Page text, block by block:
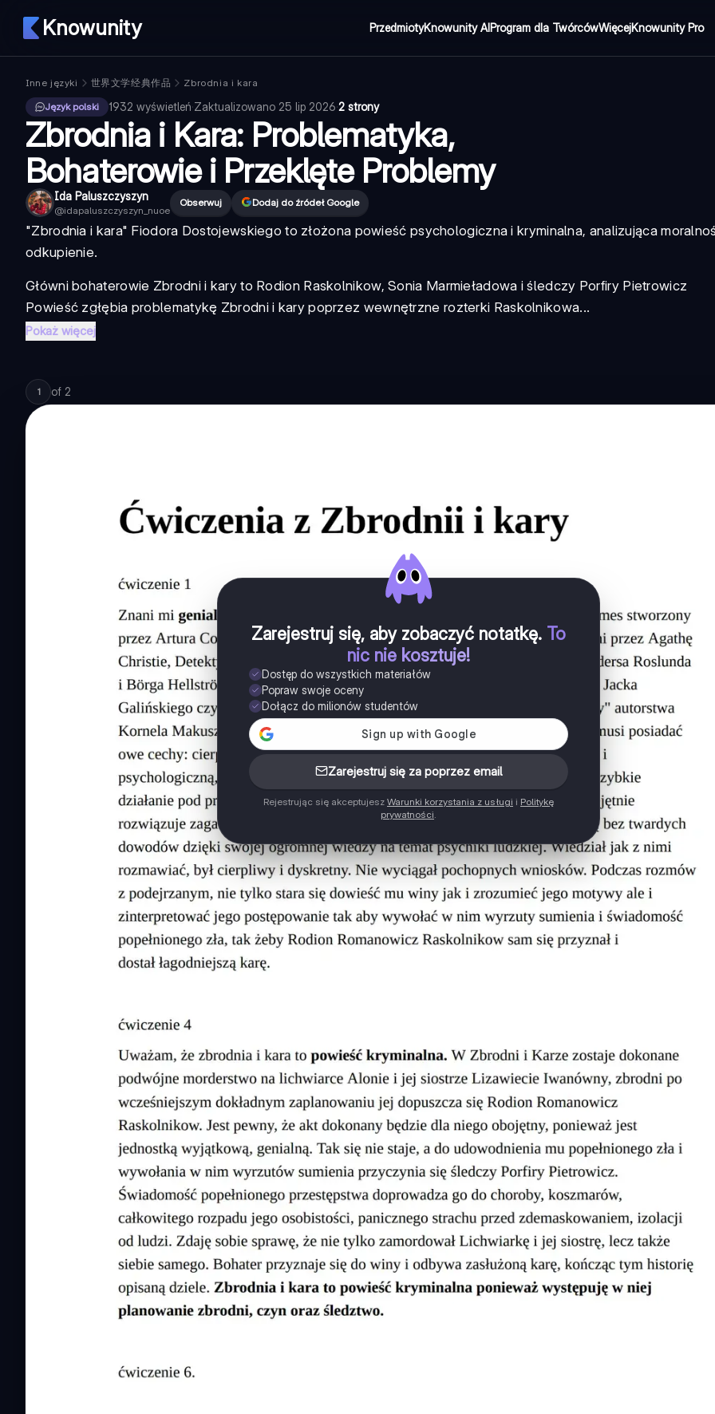
Knowunity PrzedmiotyKnowunity AIProgram dla TwórcówWięcejKnowunity Pro
Inne języki 世界文学经典作品
Zbrodnia i kara
Język polski
1932 wyświetleń·Zaktualizowano 25 lip 2026·2 strony
Zbrodnia i Kara: Problematyka,
Bohaterowie i Przeklęte Problemy
Ida Paluszczyszyn
@idapaluszczyszyn_nuoe
Obserwuj Dodaj do źródeł Google
"Zbrodnia i kara" Fiodora Dostojewskiego to złożona powieść psychologiczna i kryminalna, analizująca
odkupienie.
Główni bohaterowie Zbrodni i karyto Rodion Raskolnikow, Sonia Marmieładowa i śledczy Porfiry Pietrowicz
Powieść zgłębia problematykę Zbrodni i karypoprzez wewnętrzne rozterki Raskolnikowa...
Pokaż więcej
1 of 2
Zarejestruj się, aby zobaczyć notatkę. To
nic nie kosztuje!
Dostęp do wszystkich materiałów
Popraw swoje oceny
Dołącz do milionów studentów
Zarejestruj się za poprzez email
Rejestrując się akceptujesz Warunki korzystania z usługi i Politykę
prywatności.